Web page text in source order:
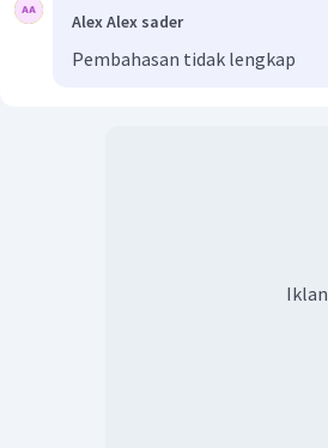
Alex Alex sader
Pembahasan tidak lengkap
Iklan